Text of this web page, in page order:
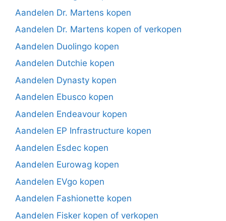
Aandelen Dr. Martens kopen
Aandelen Dr. Martens kopen of verkopen
Aandelen Duolingo kopen
Aandelen Dutchie kopen
Aandelen Dynasty kopen
Aandelen Ebusco kopen
Aandelen Endeavour kopen
Aandelen EP Infrastructure kopen
Aandelen Esdec kopen
Aandelen Eurowag kopen
Aandelen EVgo kopen
Aandelen Fashionette kopen
Aandelen Fisker kopen of verkopen